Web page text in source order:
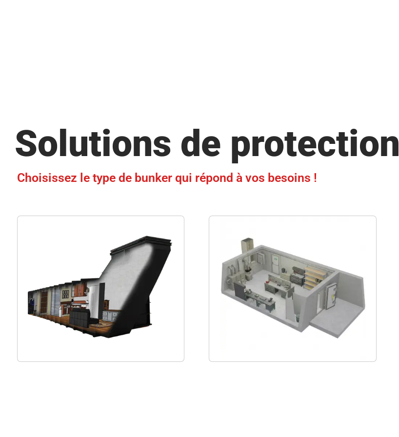
Solutions de protection
Choisissez le type de bunker qui répond à vos besoins !
La solution idéale pour une sécurité
personnalisée en Europe. Nos bunkers en
kit permettent une adaptation parfaite à
vos besoins et à votre environnement.